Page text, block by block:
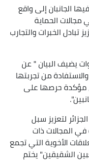
الجانبان إلى واقع
الحماية
الخبرات والتجارب
يضيف البيان " عن
من تجربتها
مؤكدة حرصها على
لتعزيز سبل
المجالات ذات
الأخوية التي تجمع
الشقيقين" يختم